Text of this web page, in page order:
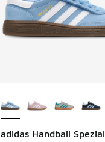
adidas Handball Spezial
ÉCONOMISE 24 €